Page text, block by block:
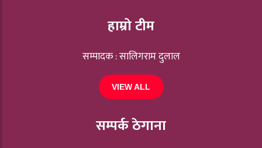
हाम्रो टीम
सम्पादक : सालिगराम दुलाल
VIEW ALL
सम्पर्क ठेगाना